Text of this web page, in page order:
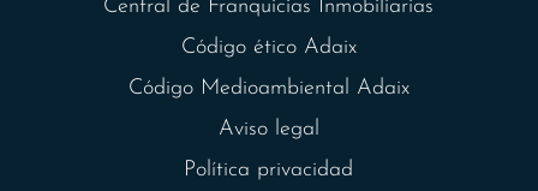
Central de Franquicias Inmobiliarias
Código ético Adaix
Código Medioambiental Adaix
Aviso legal
Política privacidad